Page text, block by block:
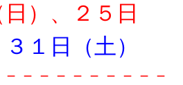
日）、２５日
３１日（土）
－－－－－－－－－